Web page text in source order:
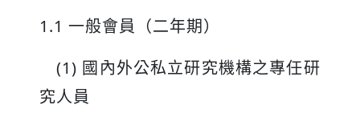
1.1 一般會員（二年期）
(1) 國內外公私立研究機構之專任研
究人員